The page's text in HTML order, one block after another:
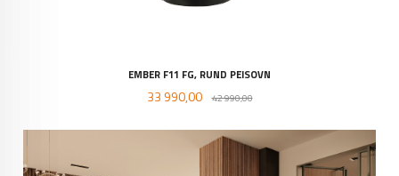
EMBER F11 FG, RUND PEISOVN
Tilbud
33 990,00 42 990,00Rabatt